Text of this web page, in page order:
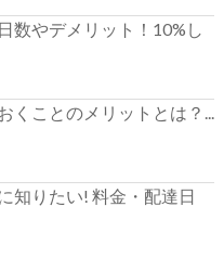
数やデメリット！10%し
くことのメリットとは？...
知りたい! 料金・配達日